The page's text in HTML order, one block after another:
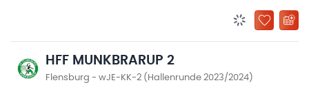
ZU
HFF MUNKBRARUP 2
Flensburg - wJE-KK-2 (Hallenrunde 2023/2024)